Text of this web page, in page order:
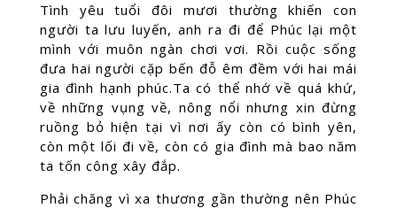
Tình yêu tuổi đôi mươi thường khiến con
người ta lưu luyến, anh ra đi để Phúc lại một
mình với muôn ngàn chơi vơi. Rồi cuộc sống
đưa hai người cặp bến đỗ êm đềm với hai mái
gia đình hạnh phúc.Ta có thể nhớ về quá khứ,
về những vụng về, nông nổi nhưng xin đừng
ruồng bỏ hiện tại vì nơi ấy còn có bình yên,
còn một lối đi về, còn có gia đình mà bao năm
ta tốn công xây đắp.
Phải chăng vì xa thương gần thường nên Phúc